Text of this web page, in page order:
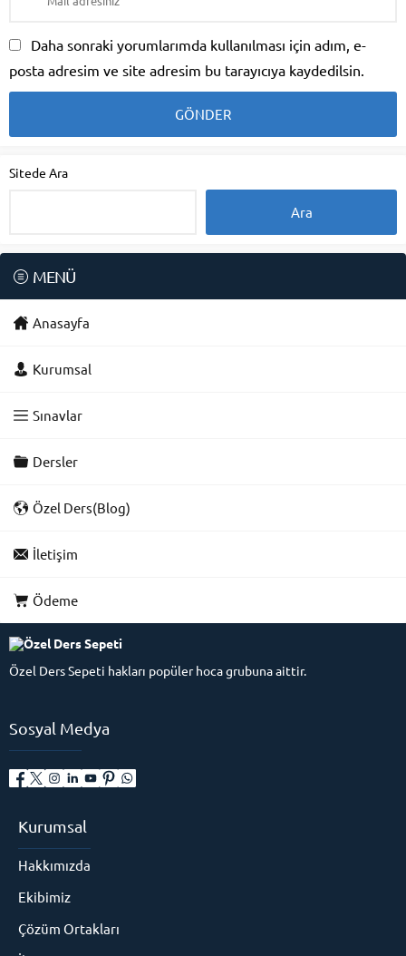
Daha sonraki yorumlarımda kullanılması için adım, e-
posta adresim ve site adresim bu tarayıcıya kaydedilsin.
Sitede Ara
MENÜ
Anasayfa
Kurumsal
Sınavlar
Dersler
Özel Ders(Blog)
İletişim
Ödeme
Özel Ders Sepeti hakları popüler hoca grubuna aittir.
Sosyal Medya
Kurumsal
Hakkımızda
Ekibimiz
Çözüm Ortakları